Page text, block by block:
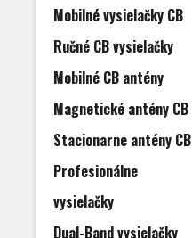
Mobilné vysielačky CB
Ručné CB vysielačky
Mobilné CB antény
Magnetické antény CB
Stacionarne antény CB
Profesionálne
vysielačky
Dual-Band vysielačky